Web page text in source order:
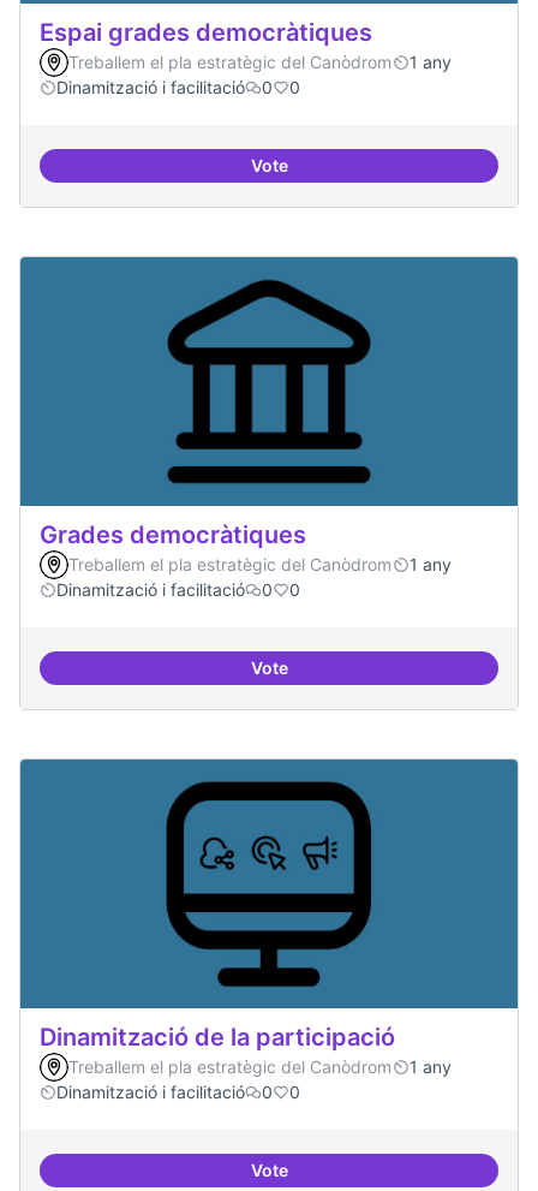
Espai grades democràtiques
Treballem el pla estratègic del Canòdrom
1 any
Dinamització i facilitació
0 0
VoteEspai grades democràtiques
Grades democràtiques
Treballem el pla estratègic del Canòdrom
1 any
Dinamització i facilitació
0 0
VoteGrades democràtiques
Dinamització de la participació
Treballem el pla estratègic del Canòdrom
1 any
Dinamització i facilitació
0 0
VoteDinamització de la participació